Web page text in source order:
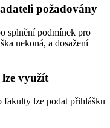
požadovány
splnění podmínek pro
nekoná, a dosažení
využít
fakulty lze podat přihlášku